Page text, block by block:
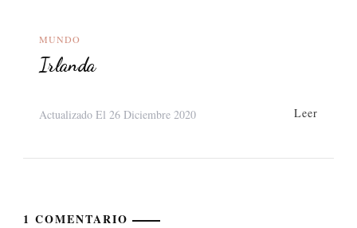
MUNDO
Irlanda
Actualizado El 26 Diciembre 2020 Leer
1 COMENTARIO